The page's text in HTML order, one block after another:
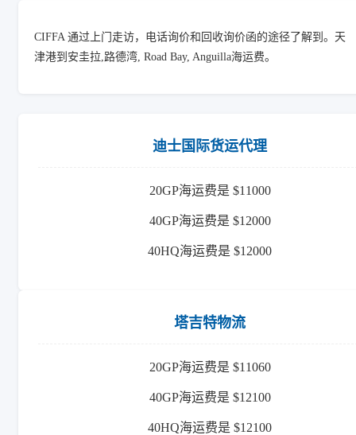
CIFFA 通过上门走访，电话询价和回收询价函的途径了解到。天
津港到安圭拉,路德湾, Road Bay, Anguilla海运费。
迪士国际货运代理
20GP海运费是 $11000
40GP海运费是 $12000
40HQ海运费是 $12000
塔吉特物流
20GP海运费是 $11060
40GP海运费是 $12100
40HQ海运费是 $12100